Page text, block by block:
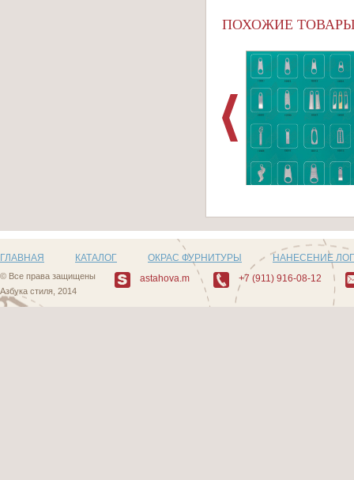
ПОХОЖИЕ
ГЛАВНАЯ КАТАЛОГ ОКРАС ФУРНИТУРЫ НАНЕСЕНИЕ
© Все права защищены
Азбука стиля, 2014
astahova.m +7 (911) 916-08-12